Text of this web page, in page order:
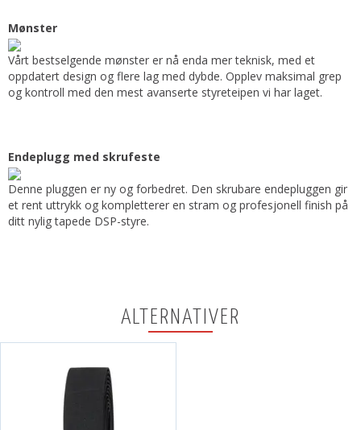
Mønster
Vårt bestselgende mønster er nå enda mer teknisk, med et
oppdatert design og flere lag med dybde. Opplev maksimal grep
og kontroll med den mest avanserte styreteipen vi har laget.
Endeplugg med skrufeste
Denne pluggen er ny og forbedret. Den skrubare endepluggen gir
et rent uttrykk og kompletterer en stram og profesjonell finish på
ditt nylig tapede DSP-styre.
ALTERNATIVER